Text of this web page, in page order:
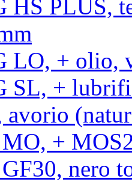
HS PLUS,
LO, + olio,
SL, +
avorio
+
nero